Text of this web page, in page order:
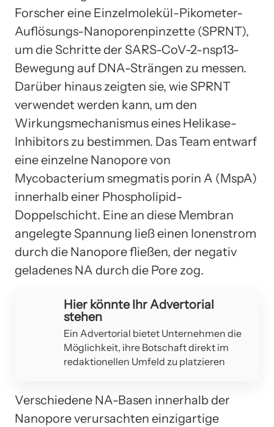
Forscher eine Einzelmolekül-Pikometer-
Auflösungs-Nanoporenpinzette (SPRNT),
um die Schritte der SARS-CoV-2-nsp13-
Bewegung auf DNA-Strängen zu messen.
Darüber hinaus zeigten sie, wie SPRNT
verwendet werden kann, um den
Wirkungsmechanismus eines Helikase-
Inhibitors zu bestimmen. Das Team entwarf
eine einzelne Nanopore von
Mycobacterium smegmatis porin A (MspA)
innerhalb einer Phospholipid-
Doppelschicht. Eine an diese Membran
angelegte Spannung ließ einen Ionenstrom
durch die Nanopore fließen, der negativ
geladenes NA durch die Pore zog.
Hier könnte Ihr Advertorial
stehen
Ein Advertorial bietet Unternehmen die
Möglichkeit, ihre Botschaft direkt im
redaktionellen Umfeld zu platzieren
Verschiedene NA-Basen innerhalb der
Nanopore verursachten einzigartige